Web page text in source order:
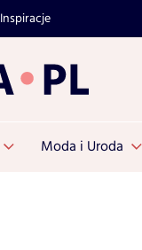
Inspiracje
Moda i Uroda